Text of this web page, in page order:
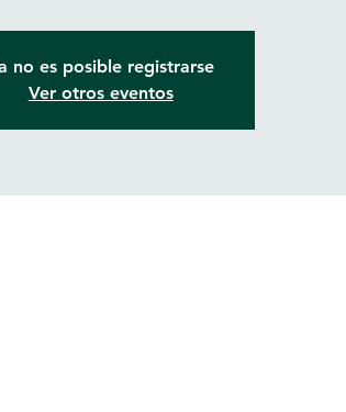
no es posible registrarse
Ver otros eventos